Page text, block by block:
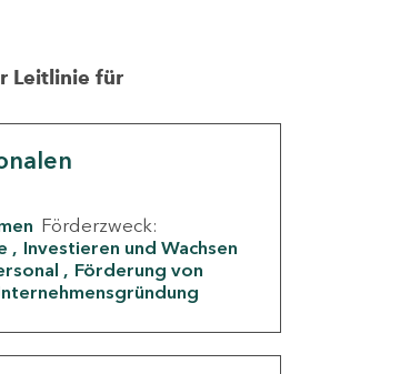
Leitlinie für
Förderzweck:
Investieren und Wachsen
Förderung von